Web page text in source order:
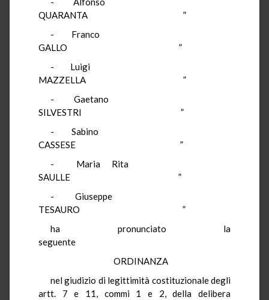
QUARANTA ”
- Franco
GALLO ”
- Luigi
MAZZELLA ”
- Gaetano
SILVESTRI ”
- Sabino
CASSESE ”
- Maria Rita
SAULLE ”
- Giuseppe
TESAURO ”
ha pronunciato la
seguente
ORDINANZA
nel giudizio di legittimità costituzionale degli
artt. 7 e 11, commi 1 e 2, della delibera